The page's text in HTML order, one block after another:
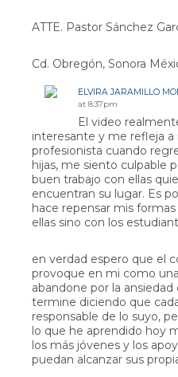
ATTE. Pastor Sánchez
Cd. Obregón, Sonora
ELVIRA JARAMILLO
at 8:37pm
El video
interesante y me refleja
profesionista cuando
hijas, me siento culpable
buen trabajo con ellas
encuentran su lugar. Es
hace repensar mis
ellas sino con los
en verdad espero que el
provoque en mi como
abandone por la
termine diciendo que
responsable de lo suyo,
lo que he aprendido hoy
los más jóvenes y los
puedan alcanzar sus